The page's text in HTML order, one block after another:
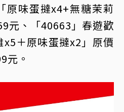
原味蛋撻x4+無糖茉莉
元、「40663」春遊歡
＋原味蛋撻x2」原價
元。